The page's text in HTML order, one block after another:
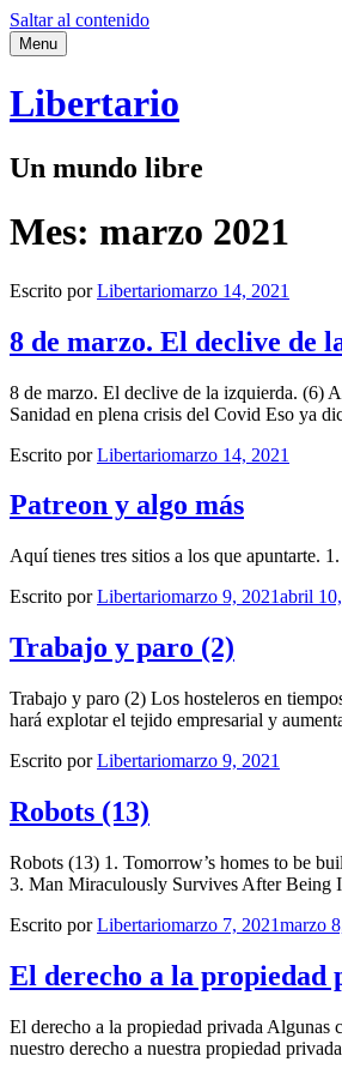
Saltar al contenido
Menu
Libertario
Un mundo libre
Mes: marzo 2021
Escrito porLibertariomarzo 14, 2021
8 de marzo. El declive de
8 de marzo. El declive de la izquierda. (6)
Sanidad en plena crisis del Covid Eso ya
Escrito porLibertariomarzo 14, 2021
Patreon y algo más
Aquí tienes tres sitios a los que apuntarte.
Escrito porLibertariomarzo 9, 2021abril
Trabajo y paro (2)
Trabajo y paro (2) Los hosteleros en
hará explotar el tejido empresarial y
Escrito porLibertariomarzo 9, 2021
Robots (13)
Robots (13) 1. Tomorrow’s homes to be
3. Man Miraculously Survives After Being
Escrito porLibertariomarzo 7, 2021marzo
El derecho a la propiedad
El derecho a la propiedad privada Algunas
nuestro derecho a nuestra propiedad